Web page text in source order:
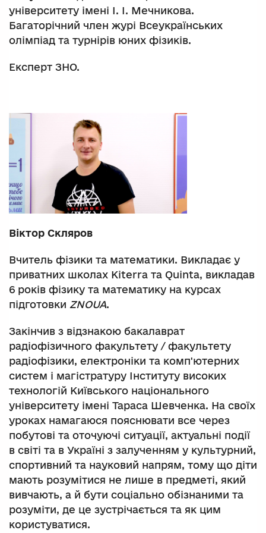
університету імені І. І. Мечникова.
Багаторічний член журі Всеукраїнських
олімпіад та турнірів юних фізиків.
Експерт ЗНО.
Віктор Скляров
Вчитель фізики та математики. Викладає у
приватних школах Kiterra та Quinta, викладав
6 років фізику та математику на курсах
підготовки ZNOUA.
Закінчив з відзнакою бакалаврат
радіофізичного факультету / факультету
радіофізики, електроніки та комп'ютерних
систем і магістратуру Інституту високих
технологій Київського національного
університету імені Тараса Шевченка. На своїх
уроках намагаюся пояснювати все через
побутові та оточуючі ситуації, актуальні події
в світі та в Україні з залученням у культурний,
спортивний та науковий напрям, тому що діти
мають розумітися не лише в предметі, який
вивчають, а й бути соціально обізнаними та
розуміти, де це зустрічається та як цим
користуватися.